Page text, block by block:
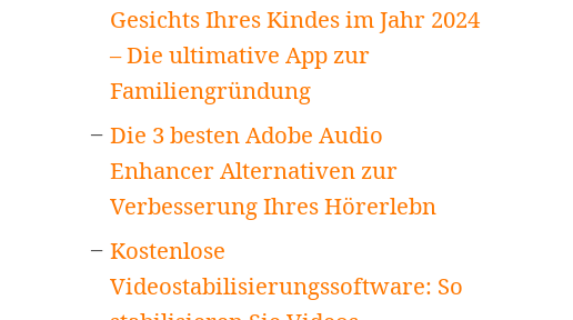
Gesichts Ihres Kindes im Jahr 2024
– Die ultimative App zur
Familiengründung
Die 3 besten Adobe Audio
Enhancer Alternativen zur
Verbesserung Ihres Hörerlebn
Kostenlose
Videostabilisierungssoftware: So